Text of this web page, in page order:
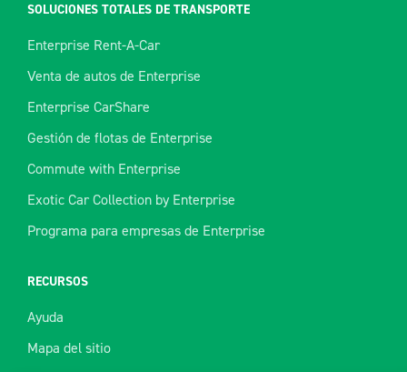
SOLUCIONES TOTALES DE TRANSPORTE
Enterprise Rent-A-Car
Venta de autos de Enterprise
Enterprise CarShare
Gestión de flotas de Enterprise
Commute with Enterprise
Exotic Car Collection by Enterprise
Programa para empresas de Enterprise
RECURSOS
Ayuda
Mapa del sitio